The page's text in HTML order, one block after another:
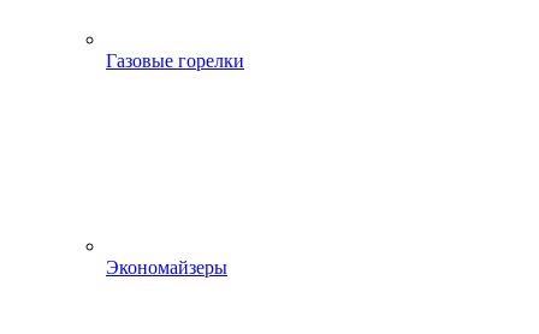
Газовые горелки
Экономайзеры